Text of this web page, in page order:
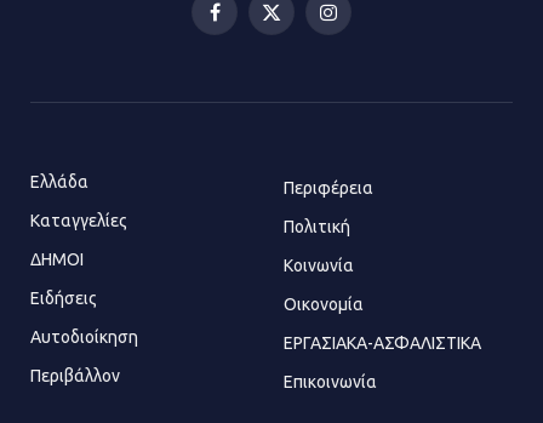
21.07.2026 | 14:01
Πώς έγινε η επίθεση στους δύο
«Φρένο» στα ηλεκτρικά πατίνια:
Τέλος η οδήγησή τους από
Facebook
X
Instagram
Ελλάδα
Καταγγελίες
ΔΗΜΟΙ
Ειδήσεις
Αυτοδιοίκηση
Περιβάλλον
Περιφέρεια
Πολιτική
Κοινωνία
Οικονομία
ΕΡΓΑΣΙΑΚΑ-ΑΣΦΑΛΙΣΤΙΚΑ
Επικοινωνία